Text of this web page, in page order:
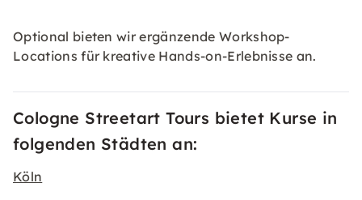
Optional bieten wir ergänzende Workshop-
Locations für kreative Hands-on-Erlebnisse an.
Cologne Streetart Tours bietet Kurse in
folgenden Städten an:
Köln